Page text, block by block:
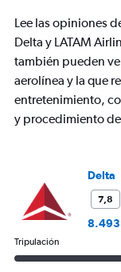
Lee las opiniones
Delta y LATAM
también pueden
aerolínea y la que
entretenimiento,
y procedimiento
Delta
7,8
8.493
Tripulación